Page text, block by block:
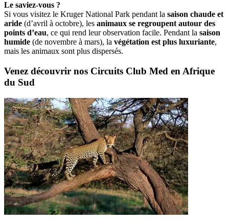
Le saviez-vous ?
Si vous visitez le Kruger National Park pendant la saison chaude et
aride (d’avril à octobre), les animaux se regroupent autour des
points d’eau, ce qui rend leur observation facile. Pendant la saison
humide (de novembre à mars), la végétation est plus luxuriante,
mais les animaux sont plus dispersés.
Venez découvrir nos Circuits Club Med en Afrique
du Sud